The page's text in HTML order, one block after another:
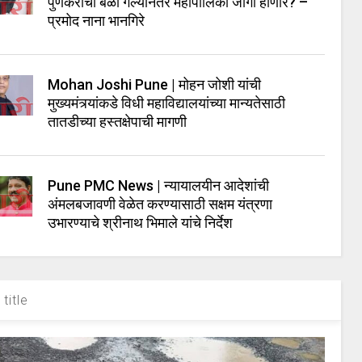
प्रमोद नाना भानगिरे
Mohan Joshi Pune | मोहन जोशी यांची
मुख्यमंत्र्यांकडे विधी महाविद्यालयांच्या मान्यतेसाठी
तातडीच्या हस्तक्षेपाची मागणी
Pune PMC News | न्यायालयीन आदेशांची
अंमलबजावणी वेळेत करण्यासाठी सक्षम यंत्रणा
उभारण्याचे श्रीनाथ भिमाले यांचे निर्देश